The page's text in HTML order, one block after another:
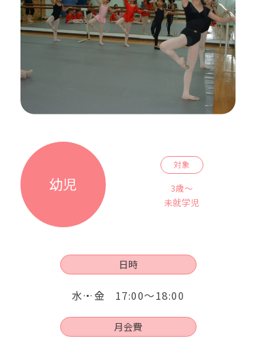
幼児
対象
3歳～
未就学児
日時
水・金 17:00～18:00
月会費